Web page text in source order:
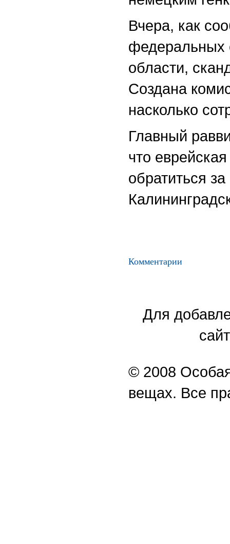
Вчера, как
федеральных
области,
Создана
насколько
Главный
что
обратиться
Комментарии
Для
© 2008
вещах. Все